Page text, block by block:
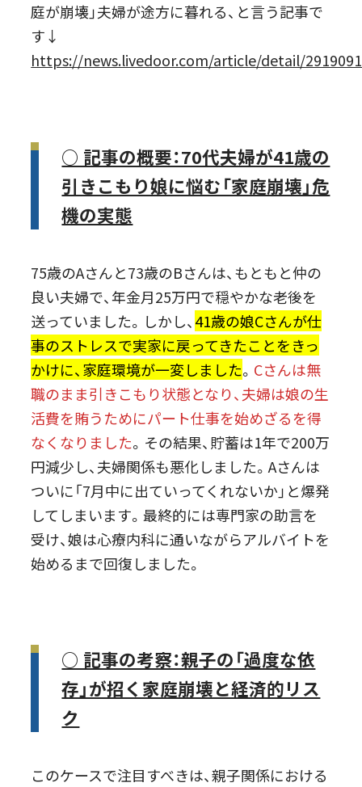
庭が崩壊」夫婦が途方に暮れる、と言う記事で
す↓
https://news.livedoor.com/article/detail/
○ 記事の概要：70代夫婦が41歳の
引きこもり娘に悩む「家庭崩壊」危
機の実態
75歳のAさんと73歳のBさんは、もともと仲の
良い夫婦で、年金月25万円で穏やかな老後を
送っていました。しかし、 41歳の娘Cさんが仕
事のストレスで実家に戻ってきたことをきっ
かけに、家庭環境が一変しました。 Cさんは無
職のまま引きこもり状態となり、夫婦は娘の生
活費を賄うためにパート仕事を始めざるを得
なくなりました。その結果、貯蓄は1年で200万
円減少し、夫婦関係も悪化しました。Aさんは
ついに「7月中に出ていってくれないか」と爆発
してしまいます。最終的には専門家の助言を
受け、娘は心療内科に通いながらアルバイトを
始めるまで回復しました。
○ 記事の考察：親子の「過度な依
存」が招く家庭崩壊と経済的リス
ク
このケースで注目すべきは、親子関係における